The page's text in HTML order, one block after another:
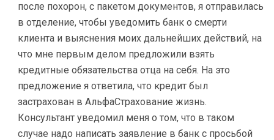
после похорон, с пакетом документов, я отправилась
в отделение, чтобы уведомить банк о смерти
клиента и выяснения моих дальнейших действий, на
что мне первым делом предложили взять
кредитные обязательства отца на себя. На это
предложение я ответила, что кредит был
застрахован в АльфаСтрахование жизнь.
Консультант уведомил меня о том, что в таком
случае надо написать заявление в банк с просьбой